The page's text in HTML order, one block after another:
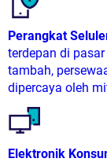
Perangkat
terdepan di
tambah,
dipercaya oleh
Elektronik